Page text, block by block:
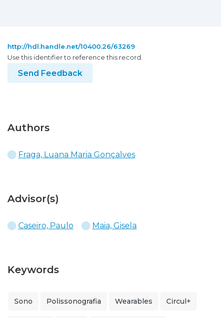
http://hdl.handle.net/10400.26/63269
Use this identifier to reference this record.
Send Feedback
Authors
Fraga, Luana Maria Gonçalves
Advisor(s)
Caseiro, Paulo Maia, Gisela
Keywords
Sono Polissonografia Wearables Circul+